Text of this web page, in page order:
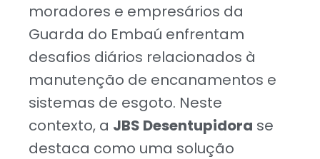
moradores e empresários da
Guarda do Embaú enfrentam
desafios diários relacionados à
manutenção de encanamentos e
sistemas de esgoto. Neste
contexto, a JBS Desentupidora se
destaca como uma solução